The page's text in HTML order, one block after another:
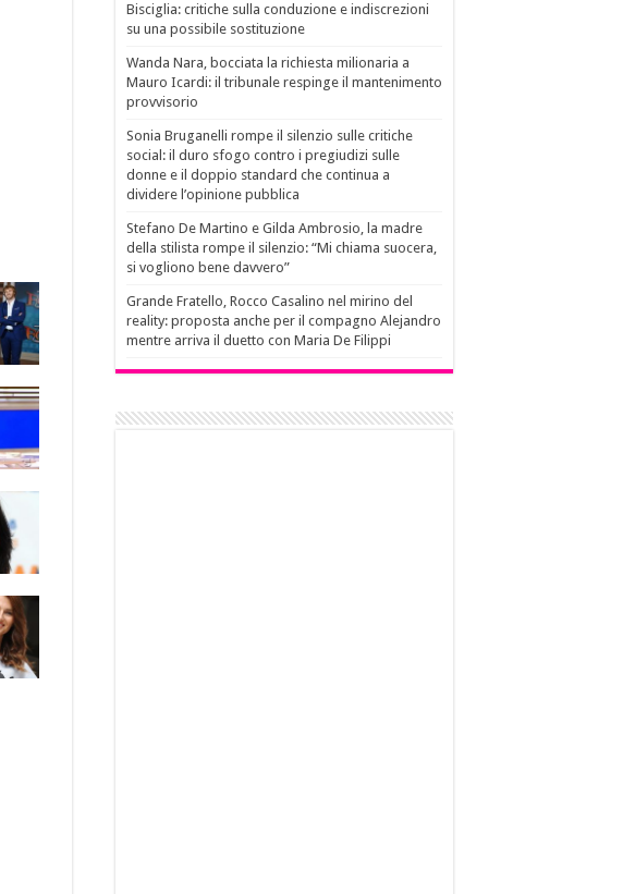
Bisciglia: critiche sulla conduzione e indiscrezioni
su una possibile sostituzione
Wanda Nara, bocciata la richiesta milionaria a
Mauro Icardi: il tribunale respinge il mantenimento
provvisorio
Sonia Bruganelli rompe il silenzio sulle critiche
social: il duro sfogo contro i pregiudizi sulle
donne e il doppio standard che continua a
dividere l’opinione pubblica
Stefano De Martino e Gilda Ambrosio, la madre
della stilista rompe il silenzio: “Mi chiama suocera,
si vogliono bene davvero”
Grande Fratello, Rocco Casalino nel mirino del
reality: proposta anche per il compagno Alejandro
mentre arriva il duetto con Maria De Filippi